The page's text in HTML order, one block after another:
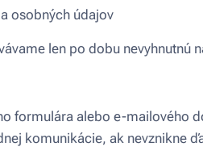
osobných údajov
len po dobu nevyhnutnú
formulára alebo e-mailového
komunikácie, ak nevznikne